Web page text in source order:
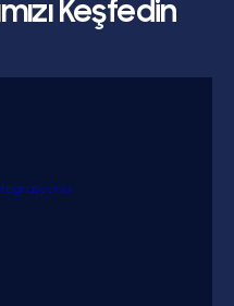
Keşfedin